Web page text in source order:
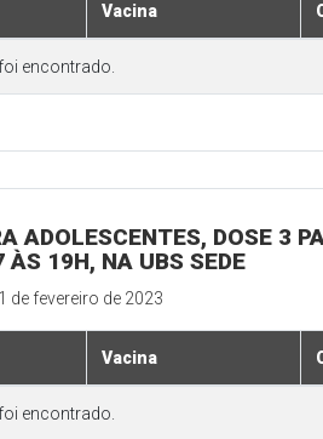
Vacina
encontrado.
ADOLESCENTES, DOSE 3
ÀS 19H, NA UBS SEDE
1 de fevereiro de 2023
Vacina
encontrado.